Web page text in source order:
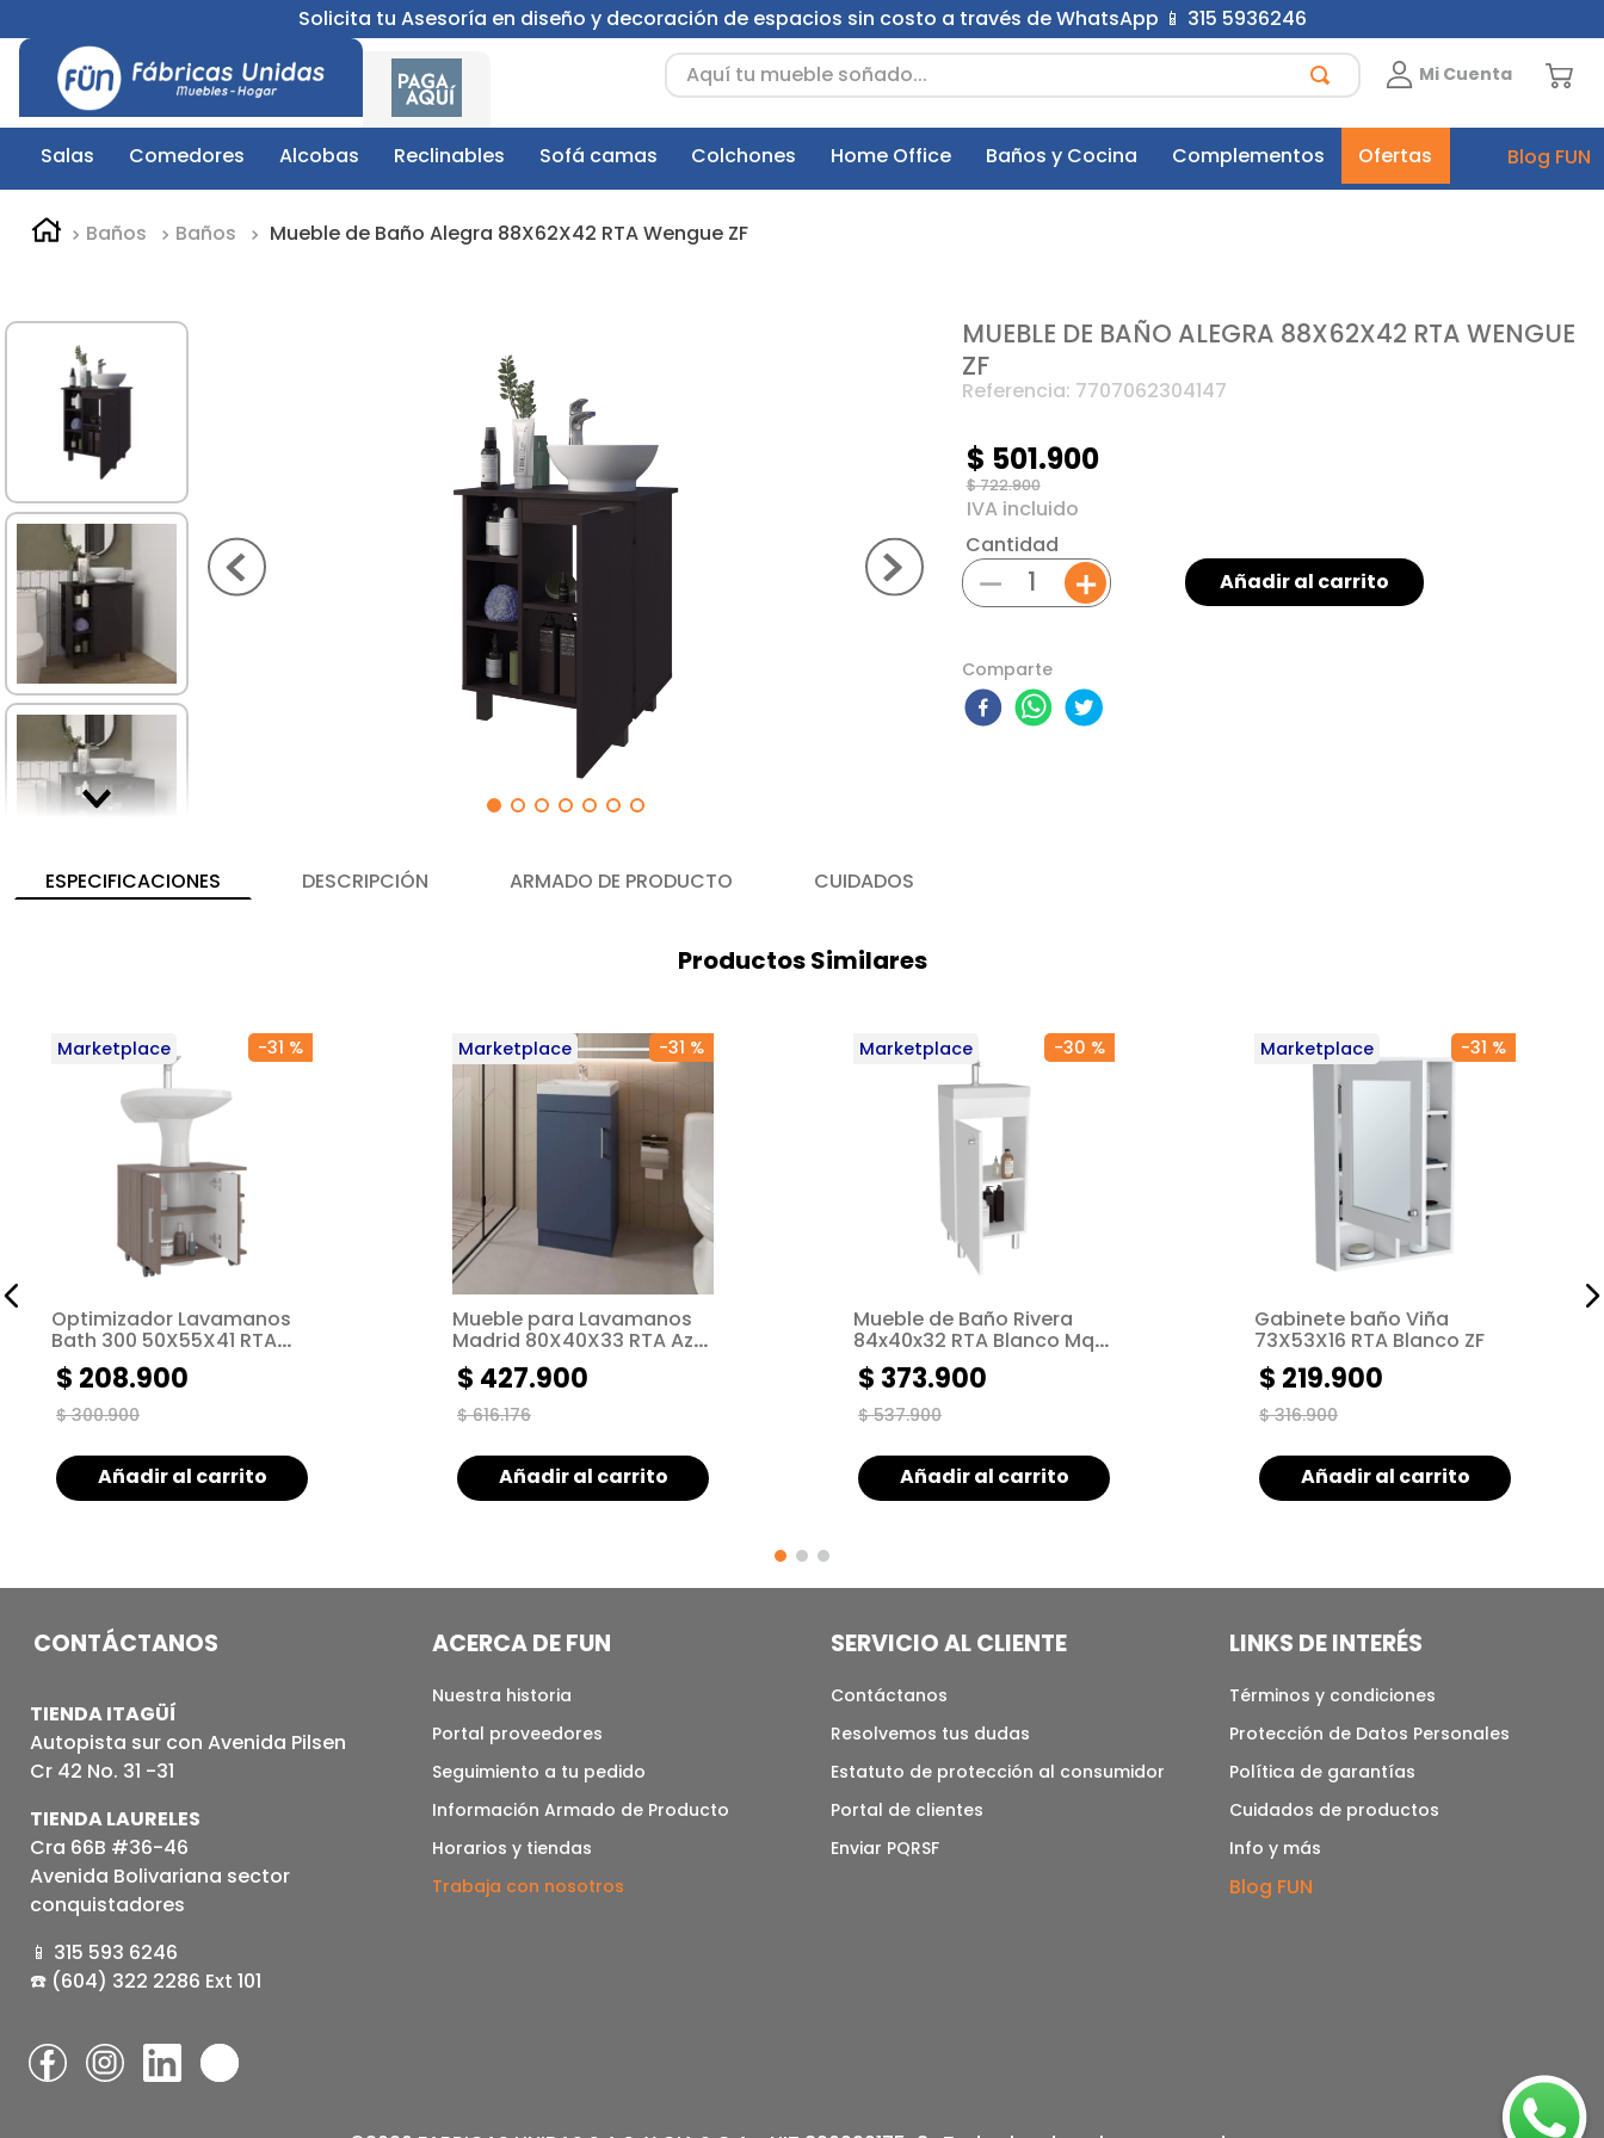
Solicita tu Asesoría en diseño y decoración de espacios sin costo a través de WhatsApp 📱 315 5936246
Aquí tu mueble soñado...
Mi Cuenta
Salas Comedores Alcobas Reclinables Sofá camas Colchones Home Office Baños y Cocina Complementos Ofertas Blog FUN
Baños Baños Mueble de Baño Alegra 88X62X42 RTA Wengue ZF
MUEBLE DE BAÑO ALEGRA 88X62X42 RTA WENGUE
ZF
Referencia: 7707062304147
$722.900
$ 501.900
Cantidad
＋
－ Añadir al carrito
Comparte
ESPECIFICACIONES DESCRIPCIÓN ARMADO DE PRODUCTO CUIDADOS
Productos Similares
Marketplace -31 %
Optimizador Lavamanos
Bath 300 50X55X41 RTA
Avellana ZF
$ 300.900
$ 208.900
Añadir al carrito
Marketplace -31 %
Mueble para Lavamanos
Madrid 80X40X33 RTA Azul
ZF
$ 616.176
$ 427.900
Añadir al carrito
Marketplace -30 %
Mueble de Baño Rivera
84x40x32 RTA Blanco Mqz
ZF
$ 537.900
$ 373.900
Añadir al carrito
Marketplace -31 %
Gabinete baño Viña
73X53X16 RTA Blanco ZF
$ 316.900
$ 219.900
Añadir al carrito
CONTÁCTANOS
TIENDA ITAGÜÍ
Autopista sur con Avenida Pilsen
Cr 42 No. 31 -31
TIENDA LAURELES
Cra 66B #36-46
Avenida Bolivariana sector
conquistadores
📱 315 593 6246
☎️ (604) 322 2286 Ext 101
ACERCA DE FUN
Nuestra historia
Portal proveedores
Seguimiento a tu pedido
Información Armado de Producto
Horarios y tiendas
Trabaja con nosotros
SERVICIO AL CLIENTE
Contáctanos
Resolvemos tus dudas
Estatuto de protección al consumidor
Portal de clientes
Enviar PQRSF
LINKS DE INTERÉS
Términos y condiciones
Protección de Datos Personales
Política de garantías
Cuidados de productos
Info y más
Blog FUN